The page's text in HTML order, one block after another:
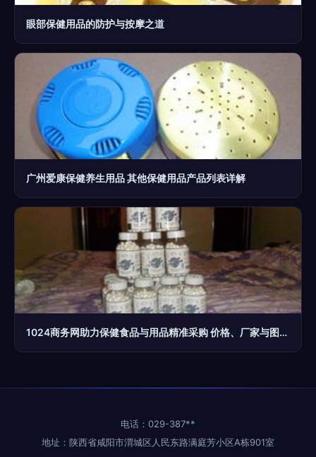
眼部保健用品的防护与按摩之道
广州爱康保健养生用品 其他保健用品产品列表详解
1024商务网助力保健食品与用品精准采购 价格、厂家与图片全解析
电话：029-387**
地址：陕西省咸阳市渭城区人民东路满庭芳小区A栋901室